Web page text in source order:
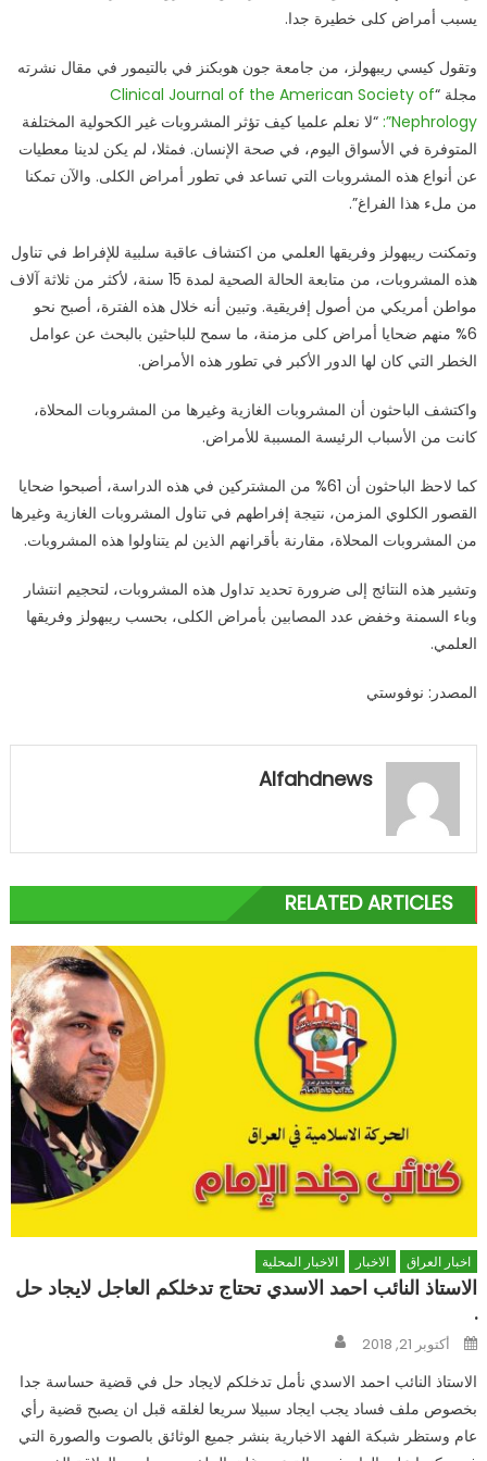
الغازية
على
الكلى
مغلقة
يسبب أمراض كلى خطيرة جدا.
وتقول كيسي ريبهولز، من جامعة جون هوبكنز في بالتيمور في مقال نشرته
مجلة “Clinical Journal of the American Society of
Nephrology”: “لا نعلم علميا كيف تؤثر المشروبات غير الكحولية المختلفة
المتوفرة في الأسواق اليوم، في صحة الإنسان. فمثلا، لم يكن لدينا معطيات
عن أنواع هذه المشروبات التي تساعد في تطور أمراض الكلى. والآن تمكنا
من ملء هذا الفراغ”.
وتمكنت ريبهولز وفريقها العلمي من اكتشاف عاقبة سلبية للإفراط في تناول
هذه المشروبات، من متابعة الحالة الصحية لمدة 15 سنة، لأكثر من ثلاثة آلاف
مواطن أمريكي من أصول إفريقية. وتبين أنه خلال هذه الفترة، أصبح نحو
6% منهم ضحايا أمراض كلى مزمنة، ما سمح للباحثين بالبحث عن عوامل
الخطر التي كان لها الدور الأكبر في تطور هذه الأمراض.
واكتشف الباحثون أن المشروبات الغازية وغيرها من المشروبات المحلاة،
كانت من الأسباب الرئيسة المسببة للأمراض.
كما لاحظ الباحثون أن 61% من المشتركين في هذه الدراسة، أصبحوا ضحايا
القصور الكلوي المزمن، نتيجة إفراطهم في تناول المشروبات الغازية وغيرها
من المشروبات المحلاة، مقارنة بأقرانهم الذين لم يتناولوا هذه المشروبات.
وتشير هذه النتائج إلى ضرورة تحديد تداول هذه المشروبات، لتحجيم انتشار
وباء السمنة وخفض عدد المصابين بأمراض الكلى، بحسب ريبهولز وفريقها
العلمي.
المصدر: نوفوستي
Alfahdnews
RELATED ARTICLES
اخبار العراق الاخبار الاخبار المحلية
الاستاذ النائب احمد الاسدي تحتاج تدخلكم العاجل لايجاد حل
.
Posted
onأكتوبر 21, 2018
الاستاذ النائب احمد الاسدي نأمل تدخلكم لايجاد حل في قضية حساسة جدا
بخصوص ملف فساد يجب ايجاد سبيلا سريعا لغلقه قبل ان يصبح قضية رأي
عام وستظر شبكة الفهد الاخبارية بنشر جميع الوثائق بالصوت والصورة التي